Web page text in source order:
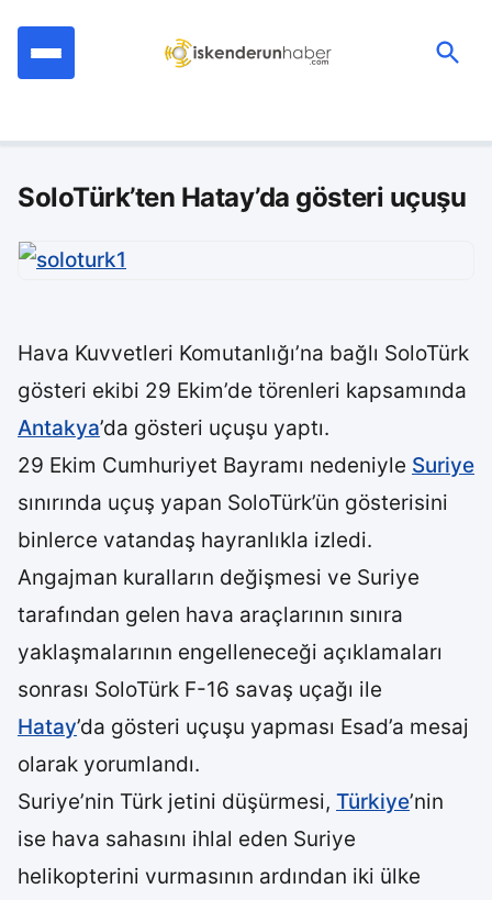
SoloTürk’ten Hatay’da gösteri uçuşu
Hava Kuvvetleri Komutanlığı’na bağlı SoloTürk
gösteri ekibi 29 Ekim’de törenleri kapsamında
Antakya’da gösteri uçuşu yaptı.
29 Ekim Cumhuriyet Bayramı nedeniyle Suriye
sınırında uçuş yapan SoloTürk’ün gösterisini
binlerce vatandaş hayranlıkla izledi.
Angajman kuralların değişmesi ve Suriye
tarafından gelen hava araçlarının sınıra
yaklaşmalarının engelleneceği açıklamaları
sonrası SoloTürk F-16 savaş uçağı ile
Hatay’da gösteri uçuşu yapması Esad’a mesaj
olarak yorumlandı.
Suriye’nin Türk jetini düşürmesi, Türkiye’nin
ise hava sahasını ihlal eden Suriye
helikopterini vurmasının ardından iki ülke